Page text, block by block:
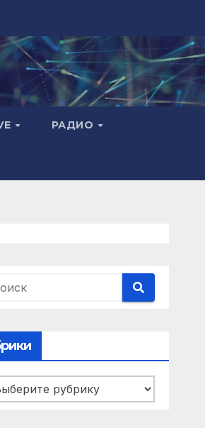
РАДИО